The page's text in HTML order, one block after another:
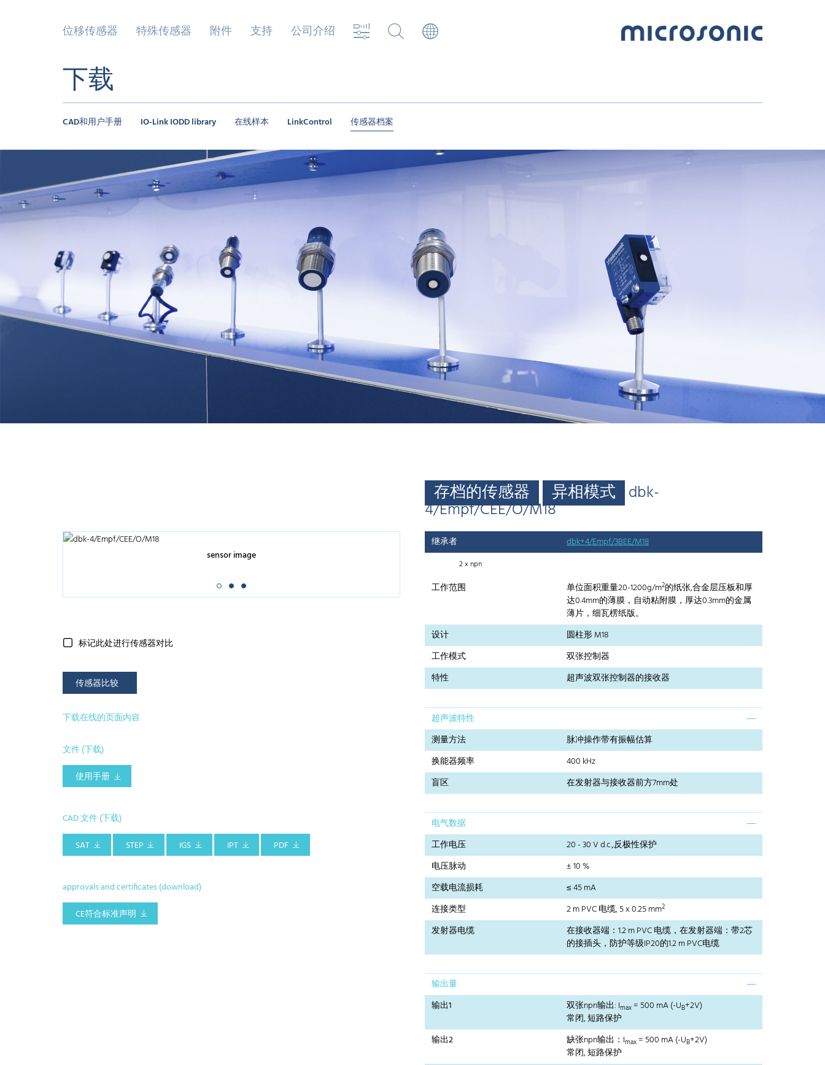
位移传感器 特殊传感器 附件 支持 公司介绍
下载
CAD和用户手册 IO-Link IODD library 在线样本 LinkControl 传感器档案
存档的传感器 异相模式 dbk-
4/Empf/CEE/O/M18
sensor image
标记此处进行传感器对比
传感器比较
下载在线的页面内容
文件 (下载)
使用手册
CAD 文件 (下载)
SAT
STEP IGS IPT PDF
approvals and certificates (download)
CE符合标准声明
继承者 dbk+4/Empf/3BEE/M18
2 x npn
工作范围 单位面积重量20-1200g/m2的纸张,合金层压板和厚
达0.4mm的薄膜，自动粘附膜，厚达0.3mm的金属
薄片，细瓦楞纸版。
设计
圆柱形 M18
工作模式
双张控制器
特性
超声波双张控制器的接收器
超声波特性
测量方法
脉冲操作带有振幅估算
换能器频率
400 kHz
盲区
在发射器与接收器前方7mm处
电气数据
工作电压
20 - 30 V d.c.,反极性保护
电压脉动
± 10 %
空载电流损耗
≤ 45 mA
连接类型
2 m PVC 电缆, 5 x 0.25 mm2
发射器电缆
在接收器端：1.2 m PVC 电缆，在发射器端：带2芯
的接插头，防护等级IP20的1.2 m PVC电缆
输出量
输出1
双张npn输出: Imax= 500 mA (-UB+2V)
常闭, 短路保护
输出2
缺张npn输出：Imax= 500 mA (-UB+2V)
常闭, 短路保护